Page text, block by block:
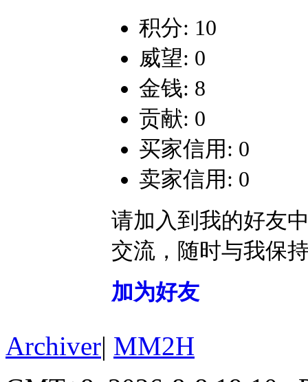
积分: 10
威望: 0
金钱: 8
贡献: 0
买家信用: 0
卖家信用: 0
请加入到我的好友
交流，随时与我保
加为好友
Archiver| MM2H